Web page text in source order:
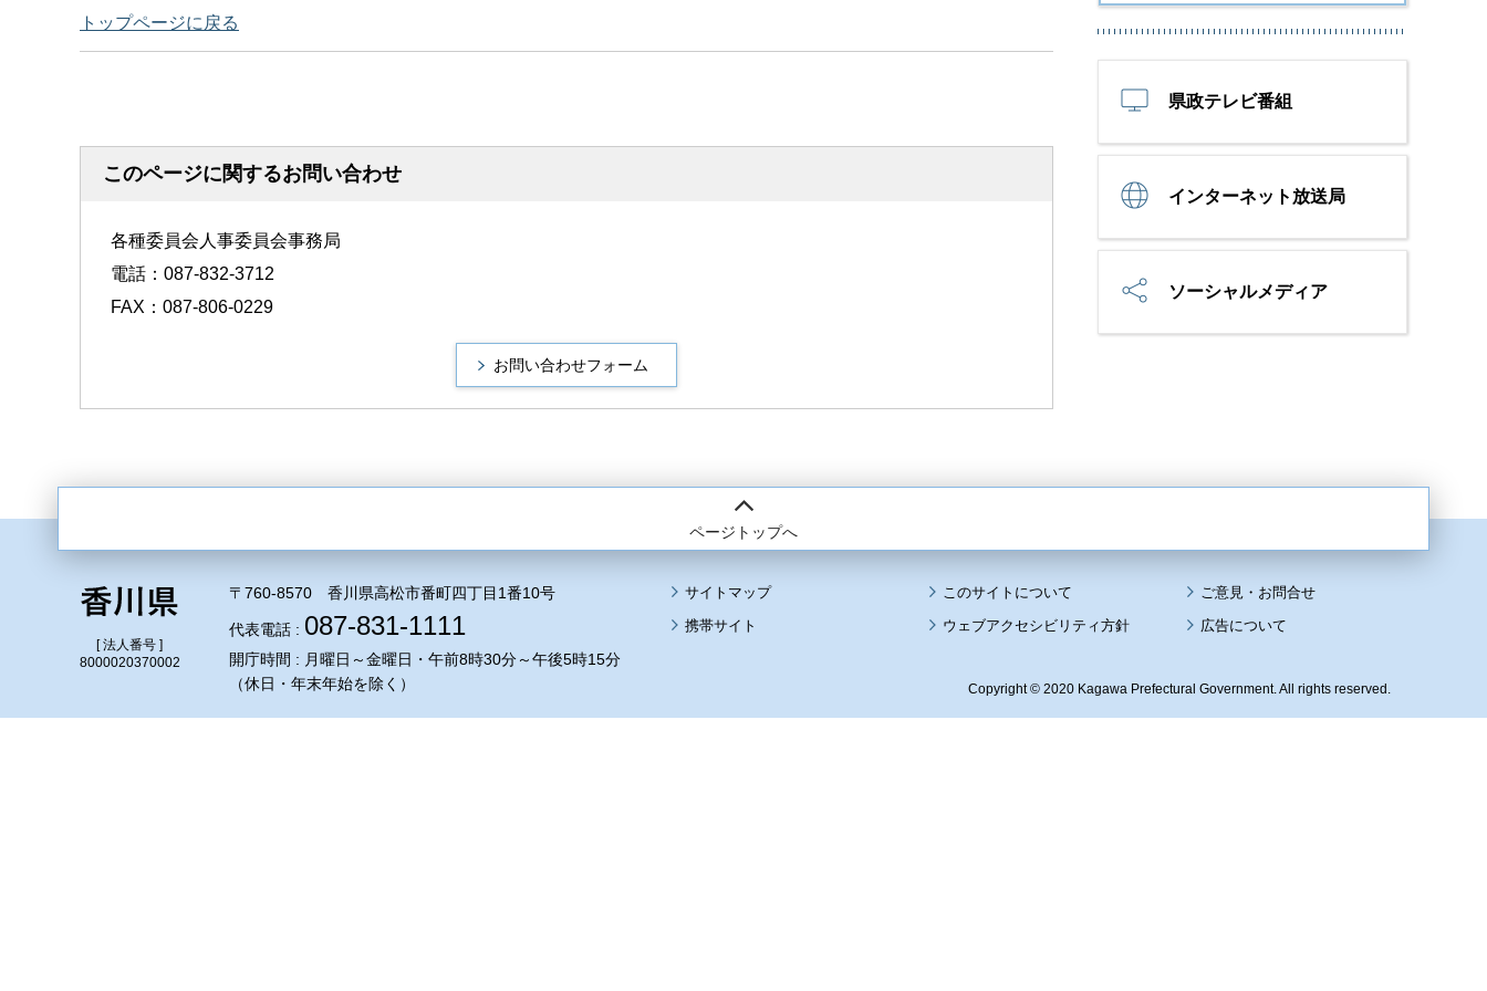
トップページに戻る
このページに関するお問い合わせ
各種委員会人事委員会事務局
電話：087-832-3712
FAX：087-806-0229
県政テレビ番組
インターネット放送局
ソーシャルメディア
ページトップへ
[ 法人番号 ]
8000020370002
〒760-8570 香川県高松市番町四丁目1番10号
代表電話 : 087-831-1111
開庁時間 : 月曜日～金曜日・午前8時30分～午後5時15分
（休日・年末年始を除く）
サイトマップ
このサイトについて
携帯サイト
ウェブアクセシビリティ方針 広告について
Copyright © 2020 Kagawa Prefectural Government. All rights reserved.